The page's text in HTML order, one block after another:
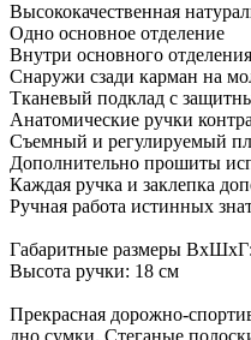
Высококачественная
Одно основное отделение
Внутри основного
Снаружи сзади карман на
Тканевый подклад с
Анатомические ручки
Съемный и регулируемый
Дополнительно прошиты
Каждая ручка и заклепка
Ручная работа истинных
Габаритные размеры
Высота ручки: 18 см
Прекрасная дорожно-